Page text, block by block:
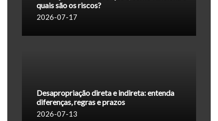
quais são os riscos?
2026-07-17
Desapropriação direta e indireta: entenda
diferenças, regras e prazos
2026-07-13